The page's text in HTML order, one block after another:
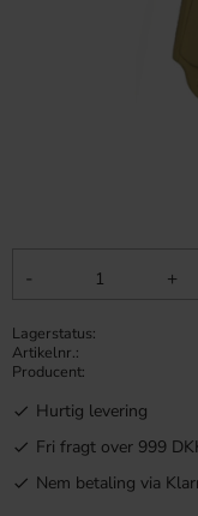
+
-
Lagerstatus
Artikelnr.
Producent
Hurtig levering
Fri fragt over 999
Nem betaling via